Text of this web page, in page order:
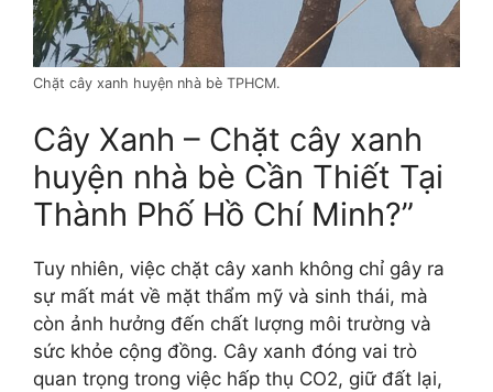
Chặt cây xanh huyện nhà bè TPHCM.
Cây Xanh – Chặt cây xanh
huyện nhà bè Cần Thiết Tại
Thành Phố Hồ Chí Minh?”
Tuy nhiên, việc chặt cây xanh không chỉ gây ra
sự mất mát về mặt thẩm mỹ và sinh thái, mà
còn ảnh hưởng đến chất lượng môi trường và
sức khỏe cộng đồng. Cây xanh đóng vai trò
quan trọng trong việc hấp thụ CO2, giữ đất lại,